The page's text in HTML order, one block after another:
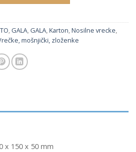
GALA GALA Karton Nosilne vrecke
mošnjički, zloženke
x 150 x 50 mm